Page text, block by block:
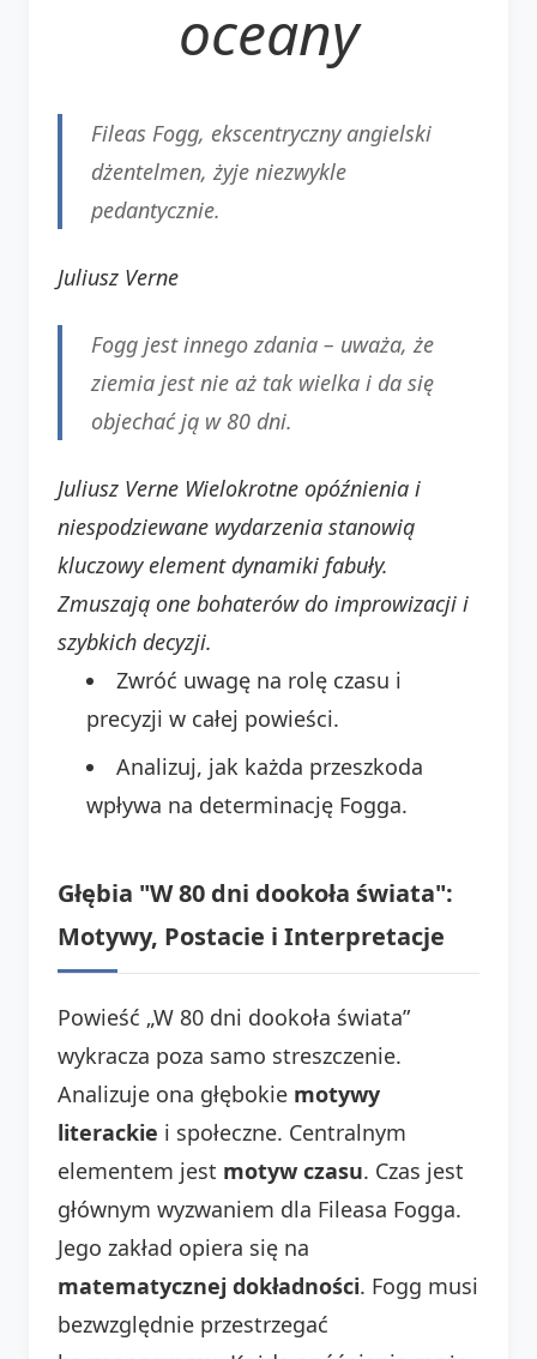
oceany
Fileas Fogg, ekscentryczny angielski
dżentelmen, żyje niezwykle
pedantycznie.
Juliusz Verne
Fogg jest innego zdania – uważa, że
ziemia jest nie aż tak wielka i da się
objechać ją w 80 dni.
Juliusz Verne Wielokrotne opóźnienia i
niespodziewane wydarzenia stanowią
kluczowy element dynamiki fabuły.
Zmuszają one bohaterów do improwizacji i
szybkich decyzji.
Zwróć uwagę na rolę czasu i
precyzji w całej powieści.
Analizuj, jak każda przeszkoda
wpływa na determinację Fogga.
Głębia "W 80 dni dookoła świata":
Motywy, Postacie i Interpretacje
Powieść „W 80 dni dookoła świata”
wykracza poza samo streszczenie.
Analizuje ona głębokie motywy
literackie i społeczne. Centralnym
elementem jest motyw czasu. Czas jest
głównym wyzwaniem dla Fileasa Fogga.
Jego zakład opiera się na
matematycznej dokładności. Fogg musi
bezwzględnie przestrzegać